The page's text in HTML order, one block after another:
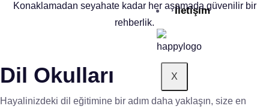
İletişim
X
Konaklamadan seyahate kadar her aşamada güvenilir bir
rehberlik.
Dil Okulları
Hayalinizdeki dil eğitimine bir adım daha yaklaşın, size en